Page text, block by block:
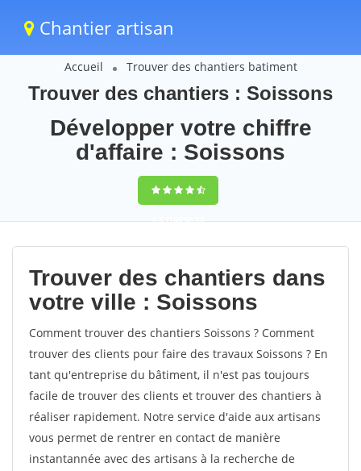
Chantier artisan
Accueil Trouver des chantiers batiment
Trouver des chantiers : Soissons
Développer votre chiffre
d'affaire : Soissons
9,5(100%)58
votes
Trouver des chantiers dans
votre ville : Soissons
Comment trouver des chantiers Soissons ? Comment
trouver des clients pour faire des travaux Soissons ? En
tant qu'entreprise du bâtiment, il n'est pas toujours
facile de trouver des clients et trouver des chantiers à
réaliser rapidement. Notre service d'aide aux artisans
vous permet de rentrer en contact de manière
instantannée avec des artisans à la recherche de